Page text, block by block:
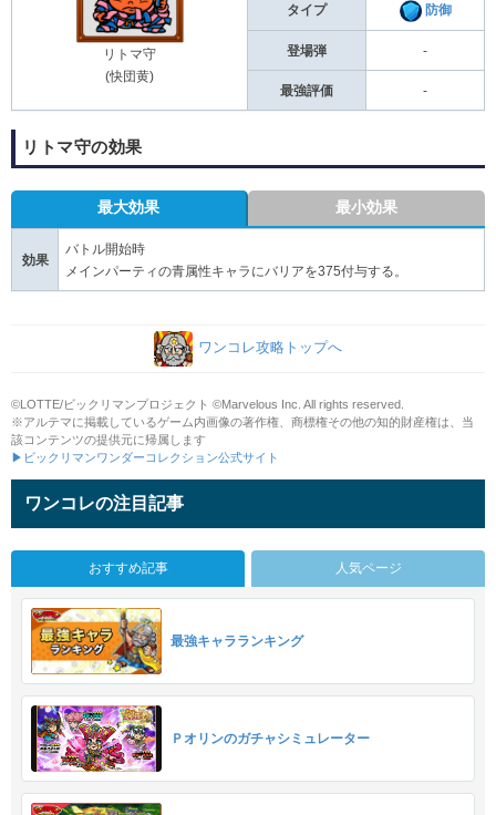
リトマ守
(快団黄)
タイプ 防御
登場弾 -
最強評価 -
リトマ守の効果
最大効果 最小効果
効果
バトル開始時
メインパーティの青属性キャラにバリアを375付与する。
ワンコレ攻略トップへ
©LOTTE/ビックリマンプロジェクト ©Marvelous Inc. All rights reserved.
※アルテマに掲載しているゲーム内画像の著作権、商標権その他の知的財産権は、当
該コンテンツの提供元に帰属します
▶ビックリマンワンダーコレクション公式サイト
ワンコレの注目記事
おすすめ記事 人気ページ
最強キャラランキング
Ｐオリンのガチャシミュレーター